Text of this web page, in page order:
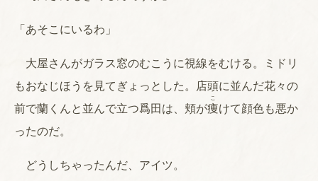
「あそこにいるわ」
大屋さんがガラス窓のむこうに視線をむける。ミドリ
もおなじほうを見てぎょっとした。店頭に並んだ花々の
前で蘭くんと並んで立つ爲田は、頬が痩
こ
けて顔色も悪か
ったのだ。
どうしちゃったんだ、アイツ。